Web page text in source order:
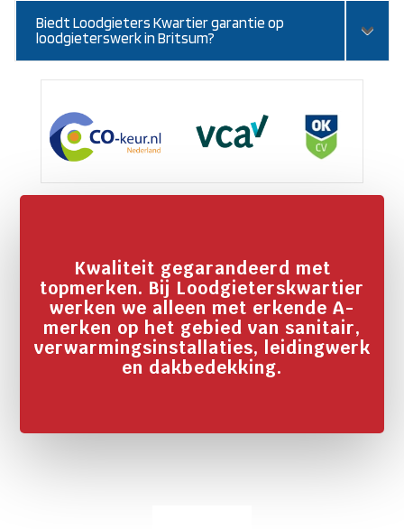
Biedt Loodgieters Kwartier garantie op
loodgieterswerk in Britsum?
Kwaliteit gegarandeerd met
topmerken. Bij Loodgieterskwartier
werken we alleen met erkende A-
merken op het gebied van sanitair,
verwarmingsinstallaties, leidingwerk
en dakbedekking.